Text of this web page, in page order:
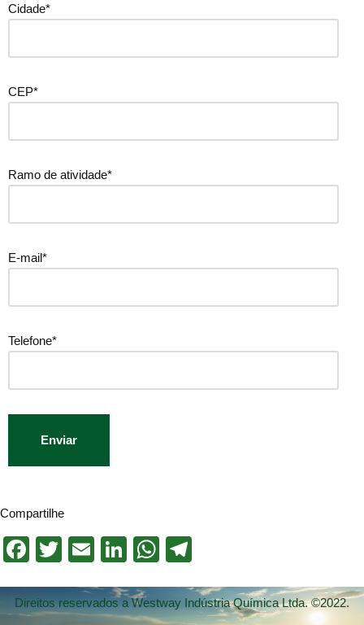
Cidade*
CEP*
Ramo de atividade*
E-mail*
Telefone*
Compartilhe
Facebook
Twitter
EmailLinkedIn
WhatsApp
Direitos reservados a Westway Indústria Química Ltda. ©2022.